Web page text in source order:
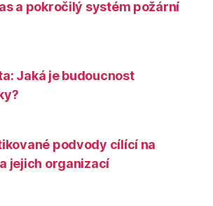
a pokročilý systém požární
Jaká je budoucnost
podvody cílící na
jejich organizací